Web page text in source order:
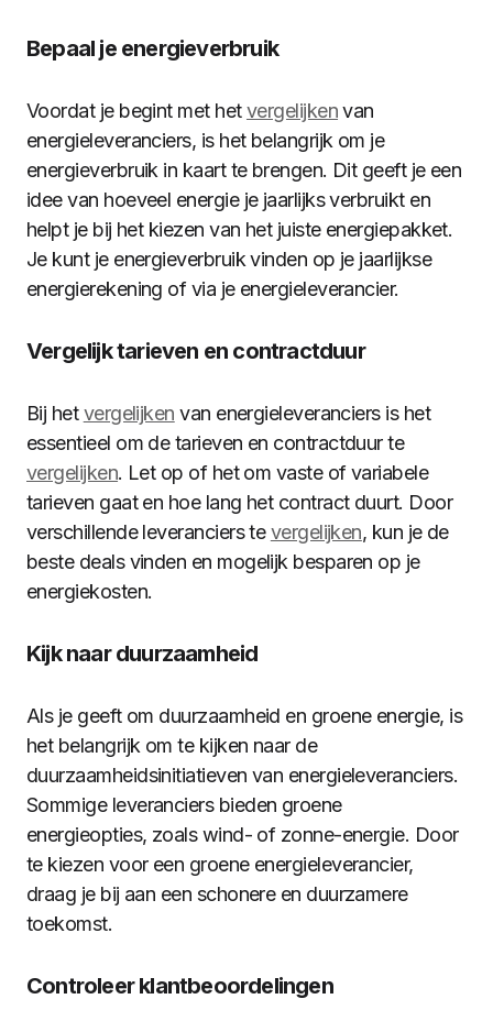
Bepaal je energieverbruik
Voordat je begint met hetvergelijkenvan
energieleveranciers, is het belangrijk om je
energieverbruik in kaart te brengen. Dit geeft je een
idee van hoeveel energie je jaarlijks verbruikt en
helpt je bij het kiezen van het juiste energiepakket.
Je kunt je energieverbruik vinden op je jaarlijkse
energierekening of via je energieleverancier.
Vergelijk tarieven en contractduur
Bij hetvergelijken van energieleveranciers is het
essentieel om de tarieven en contractduur te
vergelijken. Let op of het om vaste of variabele
tarieven gaat en hoe lang het contract duurt. Door
verschillende leveranciers tevergelijken, kun je de
beste deals vinden en mogelijk besparen op je
energiekosten.
Kijk naar duurzaamheid
Als je geeft om duurzaamheid en groene energie, is
het belangrijk om te kijken naar de
duurzaamheidsinitiatieven van energieleveranciers.
Sommige leveranciers bieden groene
energieopties, zoals wind- of zonne-energie. Door
te kiezen voor een groene energieleverancier,
draag je bij aan een schonere en duurzamere
toekomst.
Controleer klantbeoordelingen